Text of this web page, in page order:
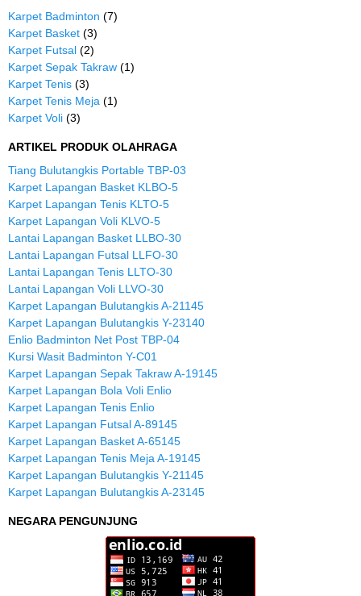
Karpet Badminton (7)
Karpet Basket (3)
Karpet Futsal (2)
Karpet Sepak Takraw (1)
Karpet Tenis (3)
Karpet Tenis Meja (1)
Karpet Voli (3)
ARTIKEL PRODUK OLAHRAGA
Tiang Bulutangkis Portable TBP-03
Karpet Lapangan Basket KLBO-5
Karpet Lapangan Tenis KLTO-5
Karpet Lapangan Voli KLVO-5
Lantai Lapangan Basket LLBO-30
Lantai Lapangan Futsal LLFO-30
Lantai Lapangan Tenis LLTO-30
Lantai Lapangan Voli LLVO-30
Karpet Lapangan Bulutangkis A-21145
Karpet Lapangan Bulutangkis Y-23140
Enlio Badminton Net Post TBP-04
Kursi Wasit Badminton Y-C01
Karpet Lapangan Sepak Takraw A-19145
Karpet Lapangan Bola Voli Enlio
Karpet Lapangan Tenis Enlio
Karpet Lapangan Futsal A-89145
Karpet Lapangan Basket A-65145
Karpet Lapangan Tenis Meja A-19145
Karpet Lapangan Bulutangkis Y-21145
Karpet Lapangan Bulutangkis A-23145
NEGARA PENGUNJUNG